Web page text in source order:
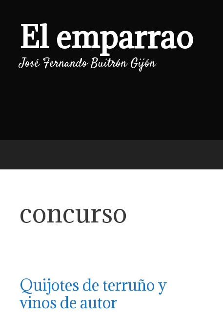
contenidoEl emparrao
José Fernando Buitrón Gijón
concurso
Quijotes de terruño y
vinos de autor